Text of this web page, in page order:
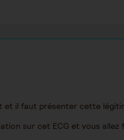
il faut présenter cette
sur cet ECG et vous allez